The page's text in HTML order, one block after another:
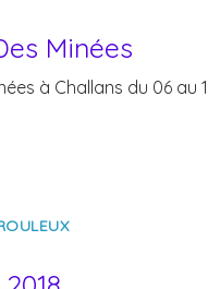
Minées
à Challans du 06 au